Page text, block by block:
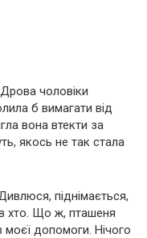
чоловіки
б вимагати від
вона втекти за
якось не так стала
піднімається,
хто. Що ж, пташеня
моєї допомоги. Нічого